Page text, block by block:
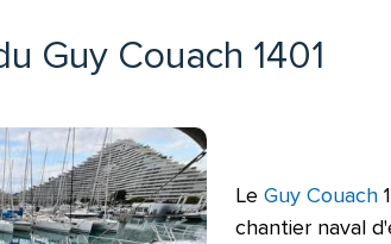
Guy Couach 1401
LeGuy Couach
chantier naval